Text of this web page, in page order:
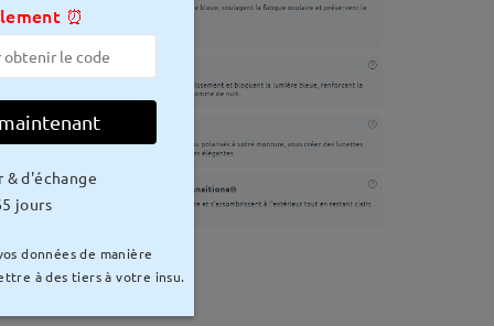
⏰
& d'échange
jours
données de manière
à des tiers à votre insu.